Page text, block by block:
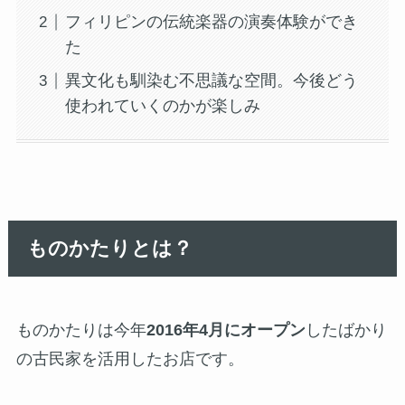
フィリピンの伝統楽器の演奏体験ができ
た
異文化も馴染む不思議な空間。今後どう
使われていくのかが楽しみ
ものかたりとは？
ものかたりは今年2016年4月にオープン したばかり
の古民家を活用したお店です。